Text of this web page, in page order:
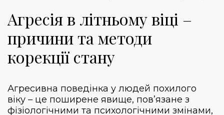
Агресія в літньому віці –
причини та методи
корекції стану
Агресивна поведінка у людей похилого
віку – це поширене явище, пов’язане з
фізіологічними та психологічними змінами,